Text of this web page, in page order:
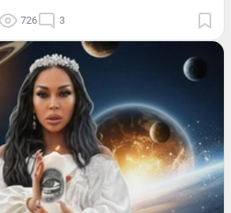
726 3